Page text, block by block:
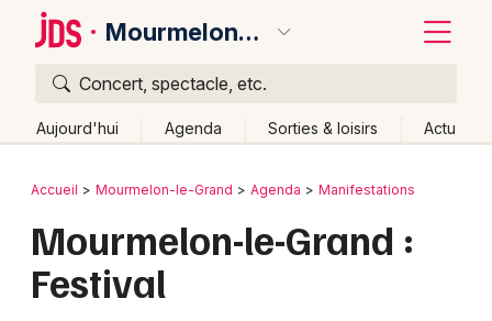
Mourmelon-le-Grand
Concert, spectacle, etc.
Aujourd'hui Agenda Sorties & loisirs Actu
Publier un événement
Bordeaux
Colmar
Retour
Accueil Mourmelon-le-Grand Agenda Manifestations
Mourmelon-le-Grand :
Festival
Quoi ?
Où ?
Champagne-Ardenne
Partout
Près de moi
Changer de lieu